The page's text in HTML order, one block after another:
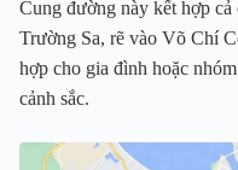
Cung đường này kết hợp
Trường Sa, rẽ vào Võ Chí
hợp cho gia đình hoặc
cảnh sắc.